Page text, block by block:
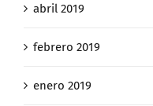
abril 2019
febrero 2019
enero 2019